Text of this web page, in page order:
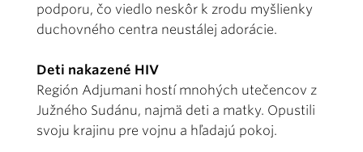
podporu, čo viedlo neskôr k zrodu myšlienky
duchovného centra neustálej adorácie.
Deti nakazené HIV
Región Adjumani hostí mnohých utečencov z
Južného Sudánu, najmä deti a matky. Opustili
svoju krajinu pre vojnu a hľadajú pokoj.